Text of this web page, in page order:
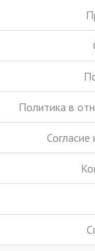
Политика в